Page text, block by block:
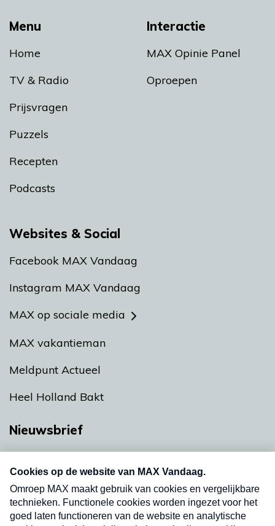
Menu
Home
TV & Radio
Prijsvragen
Puzzels
Recepten
Podcasts
Interactie
MAX Opinie Panel
Oproepen
Websites & Social
Facebook MAX Vandaag
Instagram MAX Vandaag
MAX op sociale media
MAX vakantieman
Meldpunt Actueel
Heel Holland Bakt
Nieuwsbrief
nieuwsbrief. Elke vrijdag- en dinsdagochtend in
uw mailbox.
Verzend